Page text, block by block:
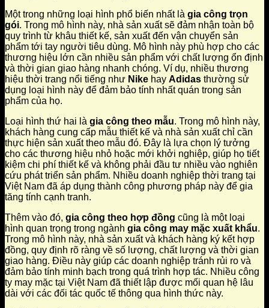
Một trong những loại hình phổ biến nhất là gia công trọn
gói. Trong mô hình này, nhà sản xuất sẽ đảm nhận toàn bộ
quy trình từ khâu thiết kế, sản xuất đến vận chuyển sản
phẩm tới tay người tiêu dùng. Mô hình này phù hợp cho các
thương hiệu lớn cần nhiều sản phẩm với chất lượng ổn định
và thời gian giao hàng nhanh chóng. Ví dụ, nhiều thương
hiệu thời trang nổi tiếng như Nike hay Adidas thường sử
dụng loại hình này để đảm bảo tính nhất quán trong sản
phẩm của họ.
Loại hình thứ hai là gia công theo mẫu. Trong mô hình này,
khách hàng cung cấp mẫu thiết kế và nhà sản xuất chỉ cần
thực hiện sản xuất theo mẫu đó. Đây là lựa chọn lý tưởng
cho các thương hiệu nhỏ hoặc mới khởi nghiệp, giúp họ tiết
kiệm chi phí thiết kế và không phải đầu tư nhiều vào nghiên
cứu phát triển sản phẩm. Nhiều doanh nghiệp thời trang tại
Việt Nam đã áp dụng thành công phương pháp này để gia
tăng tính cạnh tranh.
Thêm vào đó, gia công theo hợp đồng cũng là một loại
hình quan trọng trong ngành gia công may mặc xuất khẩu.
Trong mô hình này, nhà sản xuất và khách hàng ký kết hợp
đồng, quy định rõ ràng về số lượng, chất lượng và thời gian
giao hàng. Điều này giúp các doanh nghiệp tránh rủi ro và
đảm bảo tính minh bạch trong quá trình hợp tác. Nhiều công
ty may mặc tại Việt Nam đã thiết lập được mối quan hệ lâu
dài với các đối tác quốc tế thông qua hình thức này.